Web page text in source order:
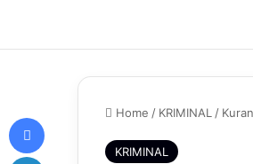
Home / KRIMINAL /
KRIMINAL